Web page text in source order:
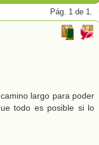
Pág. 1 de 1.
largo para poder
todo es posible si lo